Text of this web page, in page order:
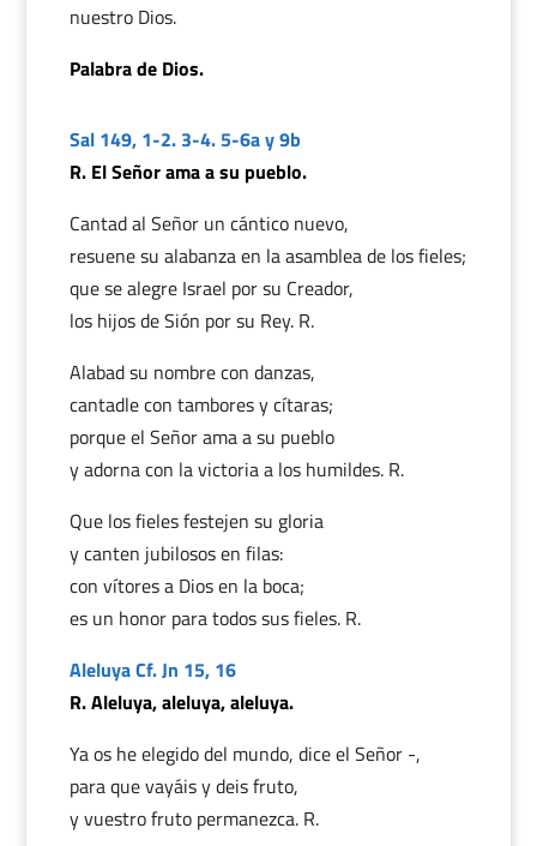
nuestro Dios.
Palabra de Dios.
Sal 149, 1-2. 3-4. 5-6a y 9b
R. El Señor ama a su pueblo.
Cantad al Señor un cántico nuevo,
resuene su alabanza en la asamblea de los fieles;
que se alegre Israel por su Creador,
los hijos de Sión por su Rey. R.
Alabad su nombre con danzas,
cantadle con tambores y cítaras;
porque el Señor ama a su pueblo
y adorna con la victoria a los humildes. R.
Que los fieles festejen su gloria
y canten jubilosos en filas:
con vítores a Dios en la boca;
es un honor para todos sus fieles. R.
Aleluya Cf. Jn 15, 16
R. Aleluya, aleluya, aleluya.
Ya os he elegido del mundo, dice el Señor -,
para que vayáis y deis fruto,
y vuestro fruto permanezca. R.